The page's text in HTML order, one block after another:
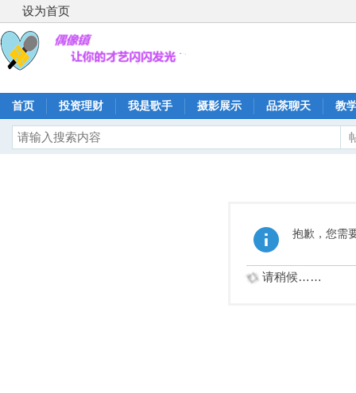
设为首页
首页 投资理财 我是歌手 摄影展示 品茶聊天 教
抱歉，您需
请稍候……